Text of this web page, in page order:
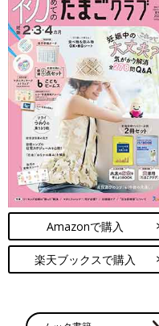
Amazonで購入
楽天ブックスで購入